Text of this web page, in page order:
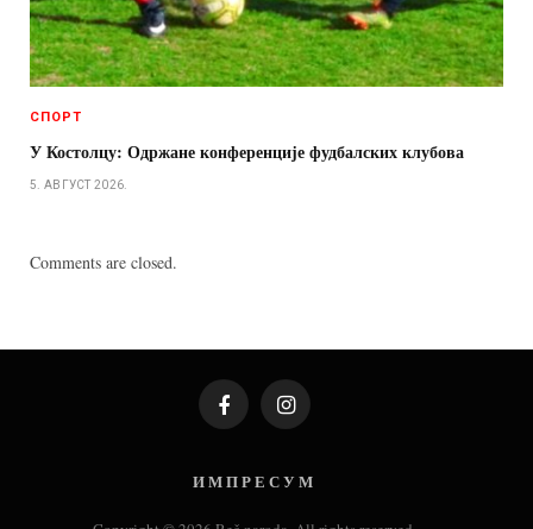
СПОРТ
У Костолцу: Одржане конференције фудбалских клубова
5. АВГУСТ 2026.
Comments are closed.
FacebookInstagram
И М П Р Е С У М